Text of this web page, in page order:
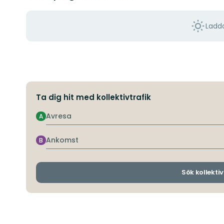
Ta dig hit med kollektivtrafik
Avresa
A
Ankomst
B
Sök